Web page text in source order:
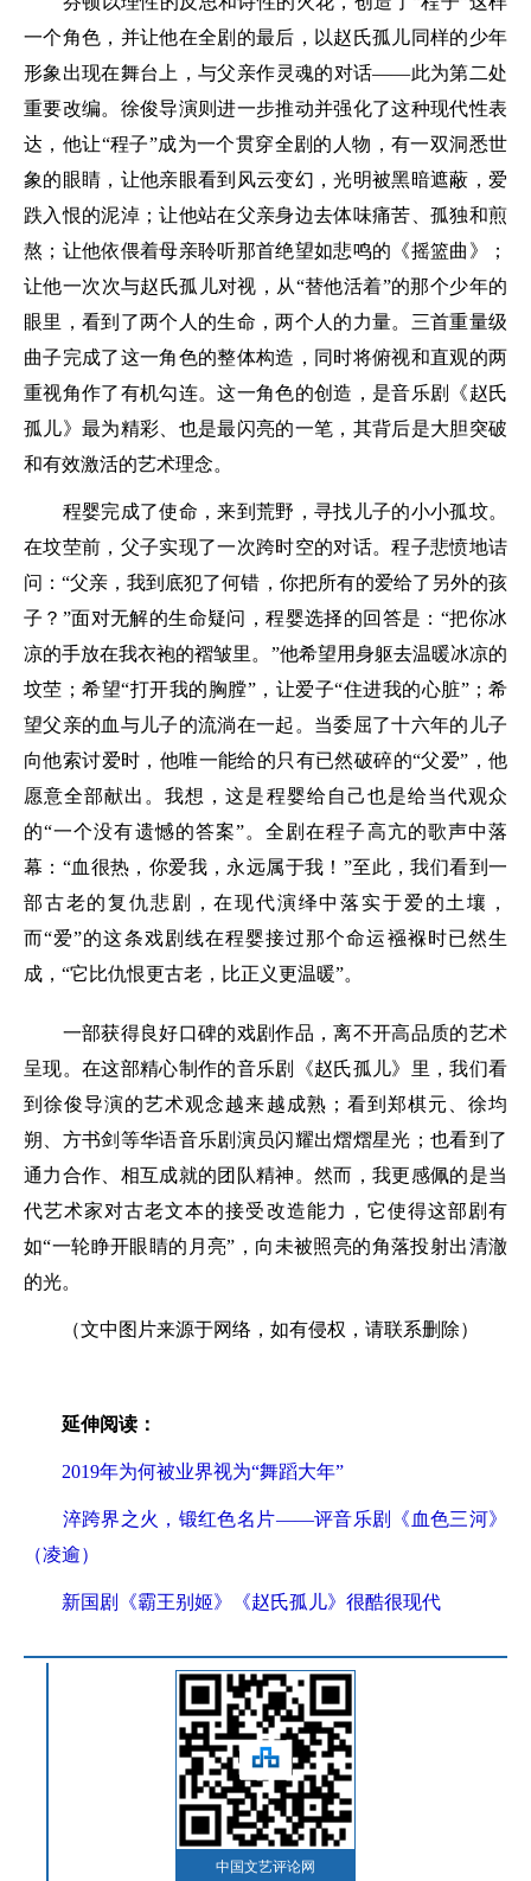
一个角色，并让他在全剧的最后，以赵氏孤儿同样的少年
形象出现在舞台上，与父亲作灵魂的对话——此为第二处
重要改编。徐俊导演则进一步推动并强化了这种现代性表
达，他让“程子”成为一个贯穿全剧的人物，有一双洞悉世
象的眼睛，让他亲眼看到风云变幻，光明被黑暗遮蔽，爱
跌入恨的泥淖；让他站在父亲身边去体味痛苦、孤独和煎
熬；让他依偎着母亲聆听那首绝望如悲鸣的《摇篮曲》；
让他一次次与赵氏孤儿对视，从“替他活着”的那个少年的
眼里，看到了两个人的生命，两个人的力量。三首重量级
曲子完成了这一角色的整体构造，同时将俯视和直观的两
重视角作了有机勾连。这一角色的创造，是音乐剧《赵氏
孤儿》最为精彩、也是最闪亮的一笔，其背后是大胆突破
和有效激活的艺术理念。
程婴完成了使命，来到荒野，寻找儿子的小小孤坟。
在坟茔前，父子实现了一次跨时空的对话。程子悲愤地诘
问：“父亲，我到底犯了何错，你把所有的爱给了另外的孩
子？”面对无解的生命疑问，程婴选择的回答是：“把你冰
凉的手放在我衣袍的褶皱里。”他希望用身躯去温暖冰凉的
坟茔；希望“打开我的胸膛”，让爱子“住进我的心脏”；希
望父亲的血与儿子的流淌在一起。当委屈了十六年的儿子
向他索讨爱时，他唯一能给的只有已然破碎的“父爱”，他
愿意全部献出。我想，这是程婴给自己也是给当代观众
的“一个没有遗憾的答案”。全剧在程子高亢的歌声中落
幕：“血很热，你爱我，永远属于我！”至此，我们看到一
部古老的复仇悲剧，在现代演绎中落实于爱的土壤，
而“爱”的这条戏剧线在程婴接过那个命运襁褓时已然生
成，“它比仇恨更古老，比正义更温暖”。
一部获得良好口碑的戏剧作品，离不开高品质的艺术
呈现。在这部精心制作的音乐剧《赵氏孤儿》里，我们看
到徐俊导演的艺术观念越来越成熟；看到郑棋元、徐均
朔、方书剑等华语音乐剧演员闪耀出熠熠星光；也看到了
通力合作、相互成就的团队精神。然而，我更感佩的是当
代艺术家对古老文本的接受改造能力，它使得这部剧有
如“一轮睁开眼睛的月亮”，向未被照亮的角落投射出清澈
的光。
（文中图片来源于网络，如有侵权，请联系删除）
延伸阅读：
2019年为何被业界视为“舞蹈大年”
淬跨界之火，锻红色名片——评音乐剧《血色三河》
（凌逾）
新国剧《霸王别姬》《赵氏孤儿》很酷很现代
中国文艺评论网